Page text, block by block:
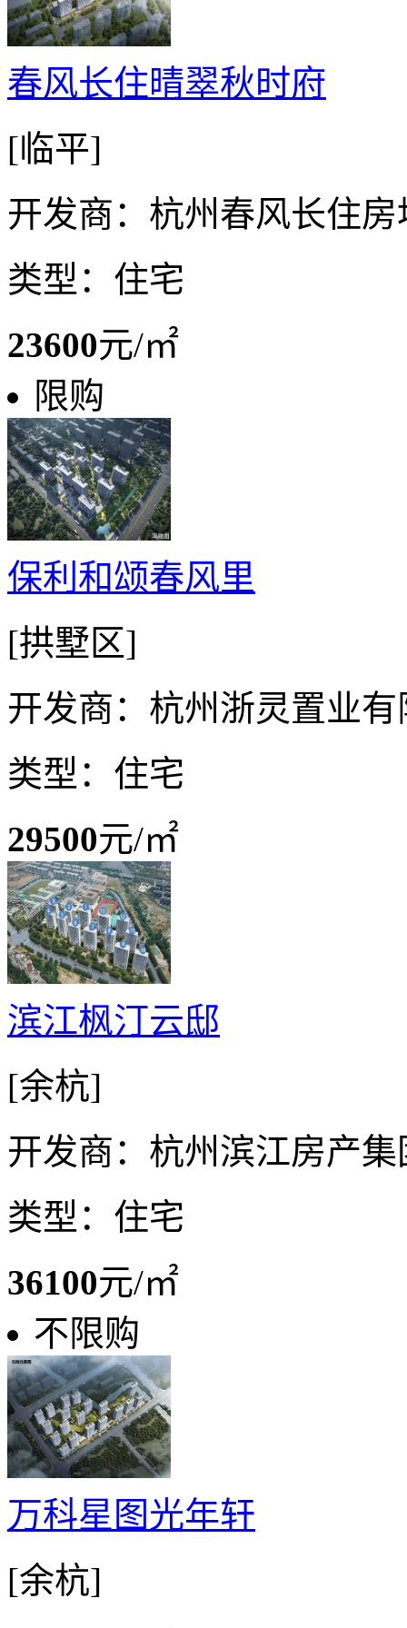
春风长住晴翠秋时府
[临平]
开发商：杭州春风长住
类型：住宅
23600元/㎡
限购
保利和颂春风里
[拱墅区]
开发商：杭州浙灵置业有
类型：住宅
29500元/㎡
滨江枫汀云邸
[余杭]
开发商：杭州滨江房产
类型：住宅
36100元/㎡
不限购
万科星图光年轩
[余杭]